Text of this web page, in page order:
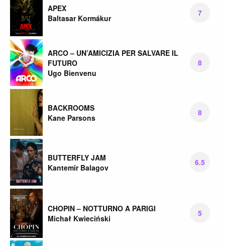
APEX
Baltasar Kormákur
7
ARCO – UN’AMICIZIA PER SALVARE IL
FUTURO
Ugo Bienvenu
8
BACKROOMS
Kane Parsons
8
BUTTERFLY JAM
Kantemir Balagov
6.5
CHOPIN – NOTTURNO A PARIGI
Michał Kwieciński
5